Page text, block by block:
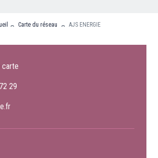
Carte du réseau AJS ENERGIE
carte
29